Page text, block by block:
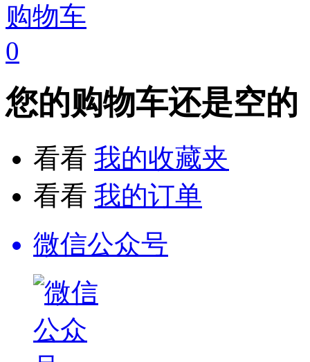
购物车
0
您的购物车还是空的
看看 我的收藏夹
看看 我的订单
微信公众号